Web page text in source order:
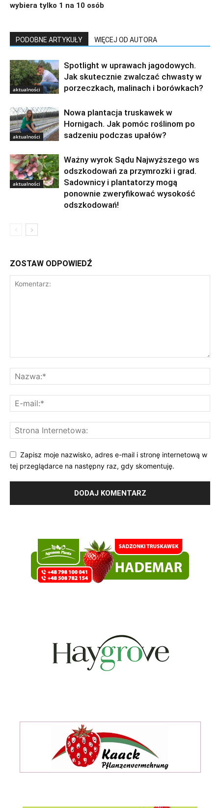
wybiera tylko 1 na 10 osób
PODOBNE ARTYKUŁY WIĘCEJ OD AUTORA
aktualności
Spotlight w uprawach jagodowych.
Jak skutecznie zwalczać chwasty w
porzeczkach, malinach i borówkach?
aktualności
Nowa plantacja truskawek w
Hornigach. Jak pomóc roślinom po
sadzeniu podczas upałów?
aktualności
Ważny wyrok Sądu Najwyższego ws
odszkodowań za przymrozki i grad.
Sadownicy i plantatorzy mogą
ponownie zweryfikować wysokość
odszkodowań!
ZOSTAW ODPOWIEDŹ
Zapisz moje nazwisko, adres e-mail i stronę internetową w
tej przeglądarce na następny raz, gdy skomentuję.